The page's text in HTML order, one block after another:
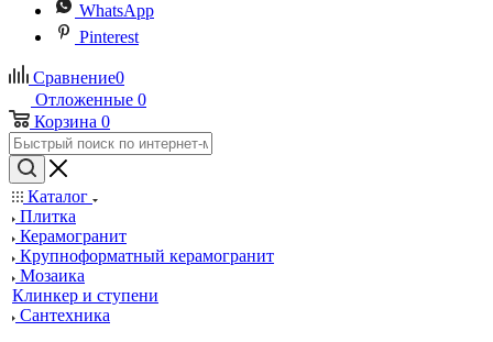
WhatsApp
Pinterest
Сравнение0
Отложенные 0
Корзина 0
Каталог
Плитка
Керамогранит
Крупноформатный керамогранит
Мозаика
Клинкер и ступени
Сантехника